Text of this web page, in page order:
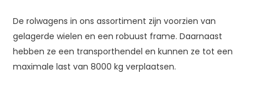
De rolwagens in ons assortiment zijn voorzien van
gelagerde wielen en een robuust frame. Daarnaast
hebben ze een transporthendel en kunnen ze tot een
maximale last van 8000 kg verplaatsen.